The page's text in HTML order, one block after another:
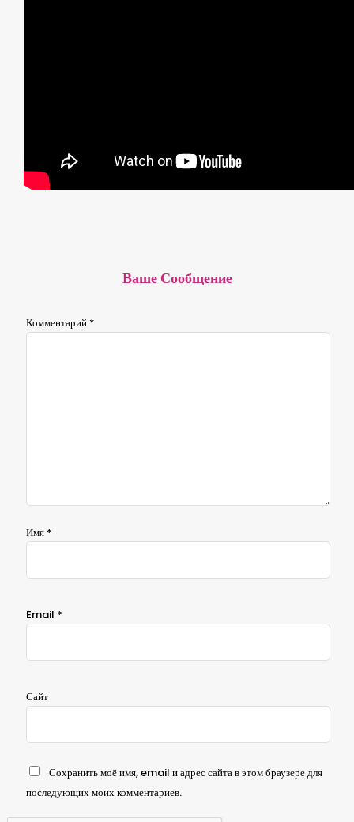
Ваше Сообщение
Комментарий *
Имя *
Email *
Сайт
Сохранить моё имя, email и адрес сайта в этом браузере для
последующих моих комментариев.